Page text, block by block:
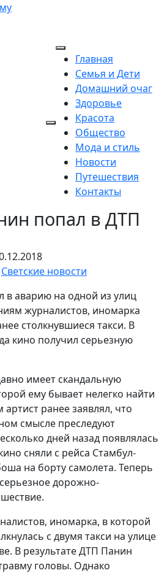
Главная
Семья и Дети
Домашний очаг
Здоровье
Красота
Общество
Мода и стиль
Новости
Путешествия
Контакты
попал в ДТП
Светские новости
в аварию на одной из улиц
журналистов, иномарка
столкнувшиеся такси. В
кино получил серьезную
имеет скандальную
ему бывает нелегко найти
ранее заявлял, что
смысле преследуют
дней назад появлялась
сняли с рейса Стамбул-
на борту самолета. Теперь
дорожно-
иномарка, в которой
с двумя такси на улице
В результате ДТП Панин
головы. Однако